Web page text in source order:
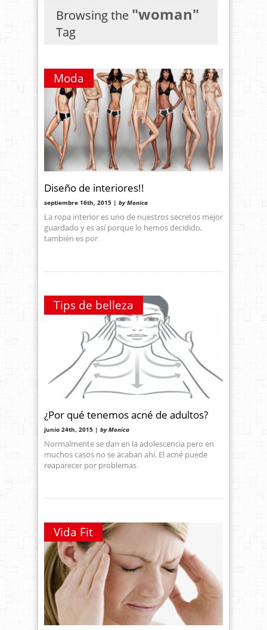
Browsing the "woman"
Tag
Moda
Diseño de interiores!!
septiembre 16th, 2015 | by Monica
La ropa interior es uno de nuestros secretos mejor
guardado y es así porque lo hemos decidido,
también es por
Tips de belleza
¿Por qué tenemos acné de adultos?
junio 24th, 2015 | by Monica
Normalmente se dan en la adolescencia pero en
muchos casos no se acaban ahí. El acné puede
reaparecer por problemas
Vida Fit